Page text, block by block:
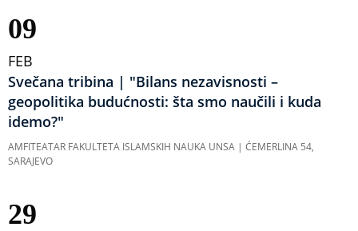
09
FEB
Svečana tribina | "Bilans nezavisnosti –
geopolitika budućnosti: šta smo naučili i kuda
idemo?"
AMFITEATAR FAKULTETA ISLAMSKIH NAUKA UNSA | ĆEMERLINA 54,
SARAJEVO
29